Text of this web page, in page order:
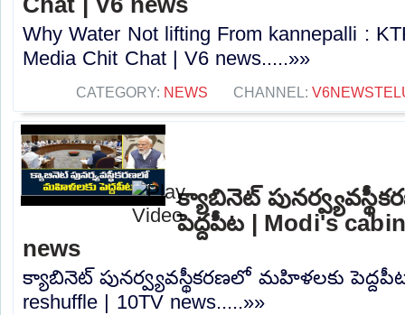
Why Water Not lifting From kannepalli :
Media Chit Chat | V6 news.....»»
CATEGORY: NEWS CHANNEL:
క్యాబినెట్
పెద్దపీట | Modi's
news
క్యాబినెట్ పునర్వ్యవస్థీకరణలో మహిళలకు పెద్దపీట
reshuffle | 10TV news.....»»